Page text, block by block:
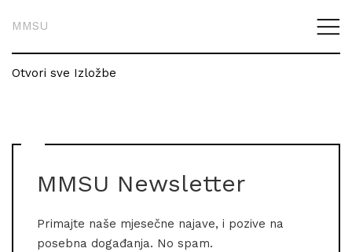
MMSU
Otvori sve Izložbe
MMSU Newsletter
Primajte naše mjesečne najave, i pozive na
posebna događanja. No spam.